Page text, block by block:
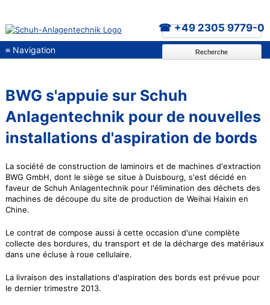
Recherche
+49 2305 9779-0
≡Navigation
BWG s'appuie sur Schuh
Anlagentechnik pour de nouvelles
installations d'aspiration de bords
La société de construction de laminoirs et de machines d'extraction
BWG GmbH, dont le siège se situe à Duisbourg, s'est décidé en
faveur de Schuh Anlagentechnik pour l'élimination des déchets des
machines de découpe du site de production de Weihai Haixin en
Chine.
Le contrat de compose aussi à cette occasion d'une complète
collecte des bordures, du transport et de la décharge des matériaux
dans une écluse à roue cellulaire.
La livraison des installations d'aspiration des bords est prévue pour
le dernier trimestre 2013.